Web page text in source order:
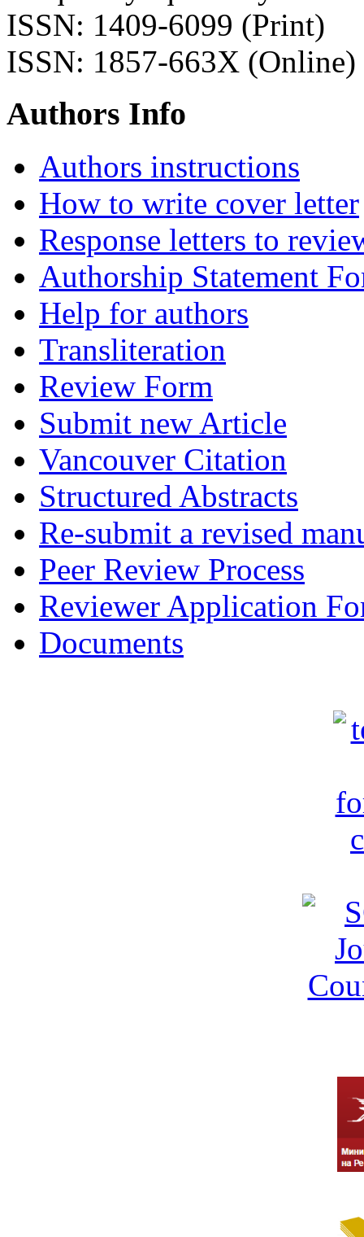
ISSN: 1409-6099 (Print)
ISSN: 1857-663X (Online)
Authors Info
Authors instructions
How to write cover letter
Response letters to
Authorship Statement
Help for authors
Transliteration
Review Form
Submit new Article
Vancouver Citation
Structured Abstracts
Re-submit a revised
Peer Review Process
Reviewer Application
Documents